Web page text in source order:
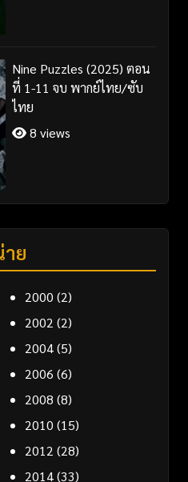
Nine Puzzles (2025) ตอน
ที่ 1-11 จบ พากย์ไทย/ซับ
ไทย
8 views
ย
2000 (2)
2002 (2)
2004(5)
2006 (6)
2008 (8)
2010 (15)
2012 (28)
2014(33)